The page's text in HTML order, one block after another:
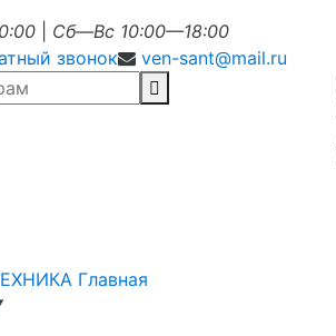
Сб—Вс 10:00—18:00
звонок
ven-sant@mail.ru
Главная